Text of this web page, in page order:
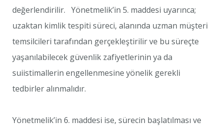
değerlendirilir. Yönetmelik’in 5. maddesi uyarınca;
uzaktan kimlik tespiti süreci, alanında uzman müşteri
temsilcileri tarafından gerçekleştirilir ve bu süreçte
yaşanılabilecek güvenlik zafiyetlerinin ya da
suiistimallerin engellenmesine yönelik gerekli
tedbirler alınmalıdır.
Yönetmelik’in 6. maddesi ise, sürecin başlatılması ve